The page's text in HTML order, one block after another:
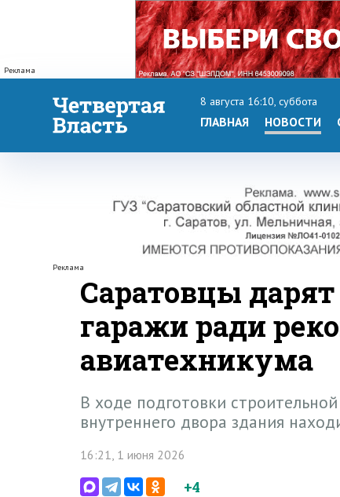
Реклама
8 августа 16:10, суббота
ГЛАВНАЯ НОВОСТИ
Реклама
Саратовцы
гаражи ради
авиатехникума
В ходе подготовки
внутреннего двора здания
16:21, 1 июня 2026
+4